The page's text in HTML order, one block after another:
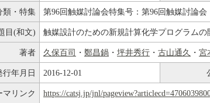
類・特集 第96回触媒討論会特集号：第96回触媒討論会
目(和文) 触媒設計のための新規計算化学プログラムの
著者 久保百司 ・ 鄭昌鍋 ・ 坪井秀行 ・ 古山通久 ・ 宮
行年月日 2016-12-01
マリンク https://catsj.jp/jnl/